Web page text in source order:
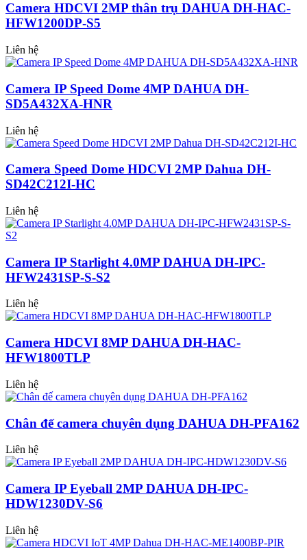
Camera HDCVI 2MP thân trụ DAHUA DH-HAC-
HFW1200DP-S5
Liên hệ
Camera IP Speed Dome 4MP DAHUA DH-
SD5A432XA-HNR
Liên hệ
Camera Speed Dome HDCVI 2MP Dahua DH-
SD42C212I-HC
Liên hệ
Camera IP Starlight 4.0MP DAHUA DH-IPC-
HFW2431SP-S-S2
Liên hệ
Camera HDCVI 8MP DAHUA DH-HAC-
HFW1800TLP
Liên hệ
Chân đế camera chuyên dụng DAHUA DH-PFA162
Liên hệ
Camera IP Eyeball 2MP DAHUA DH-IPC-
HDW1230DV-S6
Liên hệ